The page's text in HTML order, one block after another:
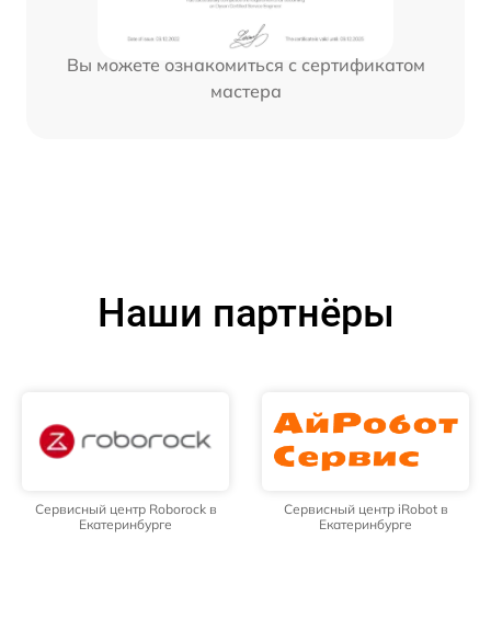
Вы можете ознакомиться с сертификатом
мастера
Наши партнёры
Сервисный центр Roborock в
Екатеринбурге
Сервисный центр iRobot в
Екатеринбурге